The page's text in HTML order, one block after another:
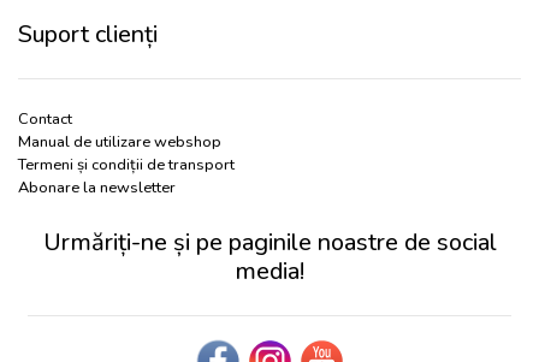
Suport clienți
Contact
Manual de utilizare webshop
Termeni și condiții de transport
Abonare la newsletter
Urmăriți-ne și pe paginile noastre de social
media!